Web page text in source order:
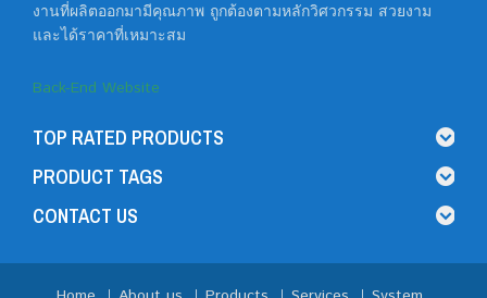
งานที่ผลิตออกมามีคุณภาพ ถูกต้องตามหลักวิศวกรรม สวยงาม
และได้ราคาที่เหมาะสม
Back-End Website
TOP RATED PRODUCTS
PRODUCT TAGS
CONTACT US